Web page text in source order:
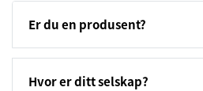
Tjenester
Last Ned
Er du en produsent?
Hvor er ditt selskap?